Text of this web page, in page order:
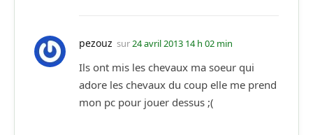
pezouz sur24 avril 2013 14 h 02 min
Ils ont mis les chevaux ma soeur qui
adore les chevaux du coup elle me prend
mon pc pour jouer dessus ;(